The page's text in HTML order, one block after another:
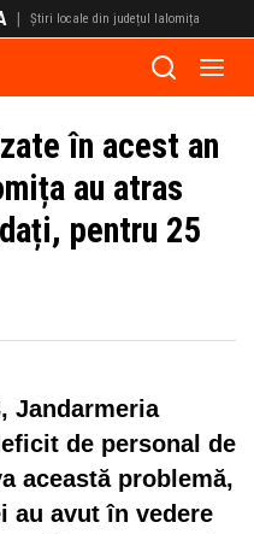
| Știri locale din județul Ialomița
în acest an
au atras
pentru 25
Jandarmeria
de personal de
această problemă,
au avut în vedere